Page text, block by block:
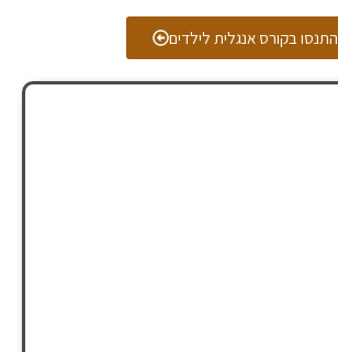
התנסו בקורס אנגלית לילדים